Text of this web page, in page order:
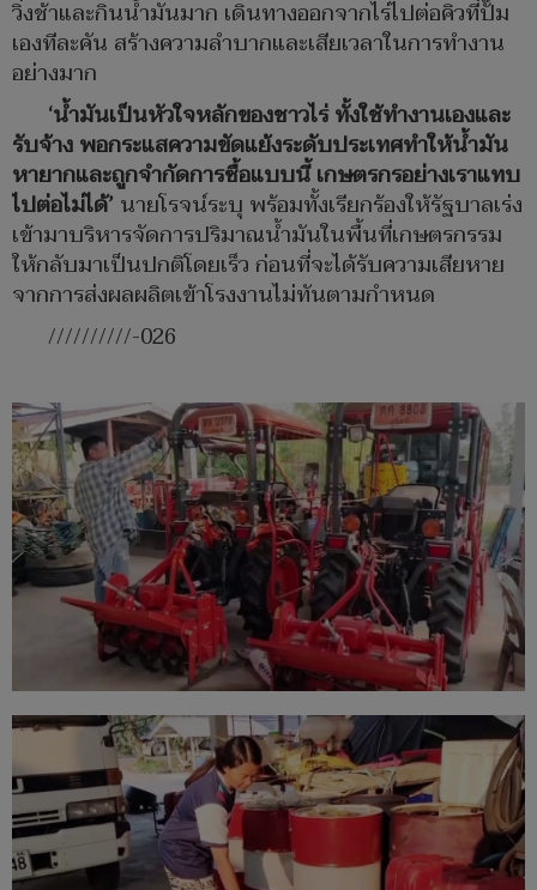
วิ่งช้าและกินน้ำมันมาก เดินทางออกจากไร่ไปต่อคิวที่ปั๊ม
เองทีละคัน สร้างความลำบากและเสียเวลาในการทำงาน
อย่างมาก
‘น้ำมันเป็นหัวใจหลักของชาวไร่ ทั้งใช้ทำงานเองและ
รับจ้าง พอกระแสความขัดแย้งระดับประเทศทำให้น้ำมัน
หายากและถูกจำกัดการซื้อแบบนี้ เกษตรกรอย่างเราแทบ
ไปต่อไม่ได้’ นายโรจน์ระบุ พร้อมทั้งเรียกร้องให้รัฐบาลเร่ง
เข้ามาบริหารจัดการปริมาณน้ำมันในพื้นที่เกษตรกรรม
ให้กลับมาเป็นปกติโดยเร็ว ก่อนที่จะได้รับความเสียหาย
จากการส่งผลผลิตเข้าโรงงานไม่ทันตามกำหนด
//////////-026